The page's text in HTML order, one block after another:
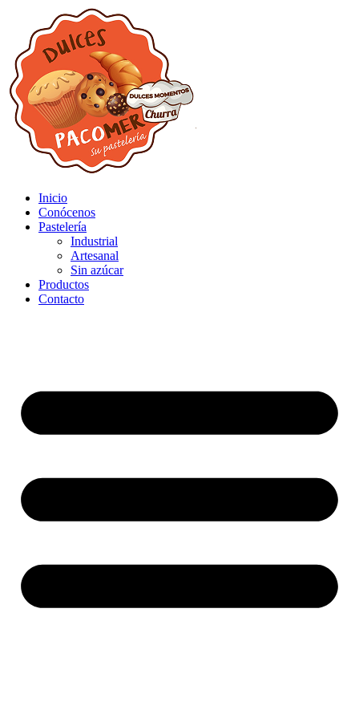
Inicio
Conócenos
Pastelería
Industrial
Artesanal
Sin azúcar
Productos
Contacto